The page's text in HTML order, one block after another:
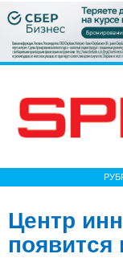
Центр
появится